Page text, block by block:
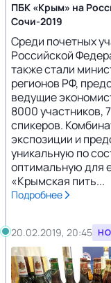
ПБК «Крым» на
Сочи-2019
Среди почетных
Российской
также стали
регионов РФ,
ведущие
8000 участников,
спикеров.
экспозиции и
уникальную по
оптимальную для
«Крымская пить...
Подробнее
20.02.2019, 20:45